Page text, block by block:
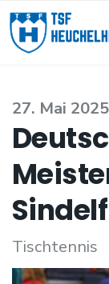
Tischtennis
27. Mai 2025